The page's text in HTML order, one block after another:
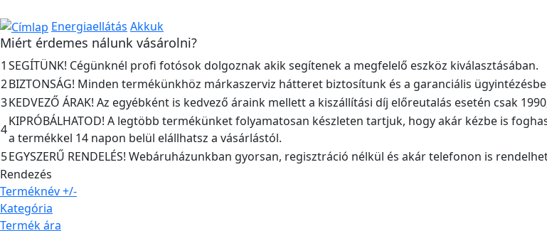
Energiaellátás Akkuk
Miért érdemes nálunk vásárolni?
1 SEGÍTÜNK! Cégünknél profi fotósok dolgoznak akik segítenek a megfelelő eszköz kiválasztásában.
2BIZTONSÁG! Minden termékünkhöz márkaszerviz hátteret biztosítunk és a garanciális
3KEDVEZŐ ÁRAK! Az egyébként is kedvező áraink mellett a kiszállítási díj előreutalás esetén csak
4
KIPRÓBÁLHATOD! A legtöbb termékünket folyamatosan készleten tartjuk, hogy akár kézbe is
a termékkel 14 napon belül elállhatsz a vásárlástól.
5EGYSZERŰ RENDELÉS! Webáruházunkban gyorsan, regisztráció nélkül és akár telefonon is
Rendezés
Terméknév +/-
Kategória
Termék ára